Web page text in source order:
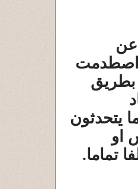
عن
اصطدمت
بطريق
يتحدثون
او
تماما.